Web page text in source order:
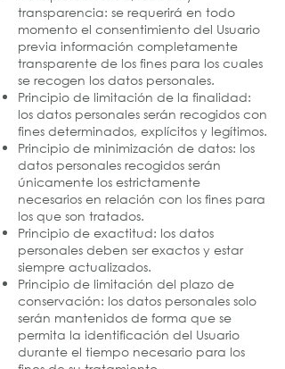
transparencia: se requerirá en todo
momento el consentimiento del Usuario
previa información completamente
transparente de los fines para los cuales
se recogen los datos personales.
Principio de limitación de la finalidad:
los datos personales serán recogidos con
fines determinados, explícitos y legítimos.
Principio de minimización de datos: los
datos personales recogidos serán
únicamente los estrictamente
necesarios en relación con los fines para
los que son tratados.
Principio de exactitud: los datos
personales deben ser exactos y estar
siempre actualizados.
Principio de limitación del plazo de
conservación: los datos personales solo
serán mantenidos de forma que se
permita la identificación del Usuario
durante el tiempo necesario para los